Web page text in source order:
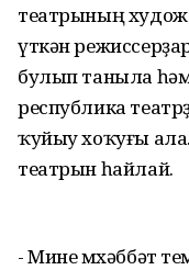
театрының
үткән
булып таныла
республика
ҡуйыу хоҡуғы
театрын һайлай.
- Мине мөхәббәт